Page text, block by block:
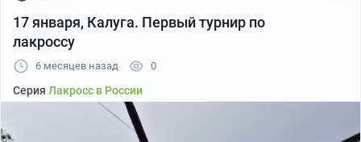
17 января, Калуга. Первый турнир по
лакроссу
6 месяцев назад 0
Серия Лакросс в России